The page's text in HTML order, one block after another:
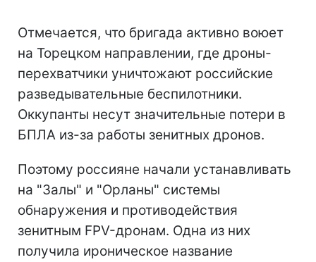
Отмечается, что бригада активно воюет
на Торецком направлении, где дроны-
перехватчики уничтожают российские
разведывательные беспилотники.
Оккупанты несут значительные потери в
БПЛА из-за работы зенитных дронов.
Поэтому россияне начали устанавливать
на "Залы" и "Орланы" системы
обнаружения и противодействия
зенитным FPV-дронам. Одна из них
получила ироническое название